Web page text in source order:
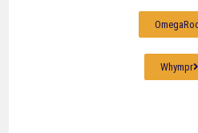
Whympr